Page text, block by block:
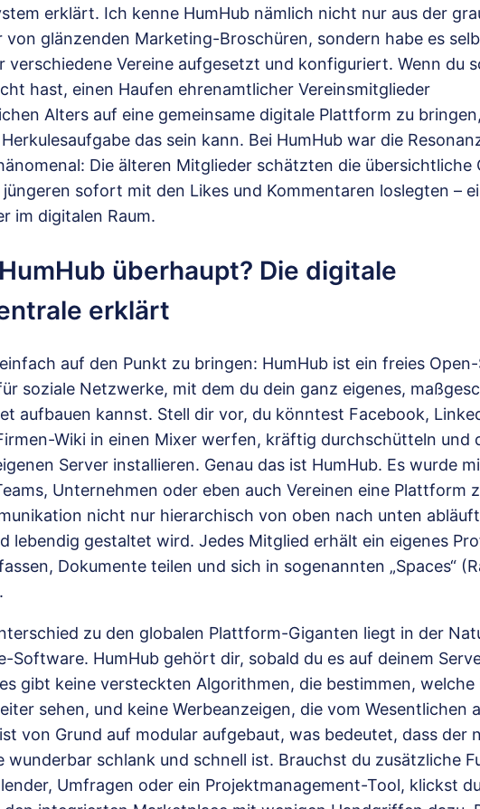
erklärt. Ich kenne HumHub nämlich nicht nur aus der
von glänzenden Marketing-Broschüren, sondern habe es
verschiedene Vereine aufgesetzt und konfiguriert. Wenn du
hast, einen Haufen ehrenamtlicher Vereinsmitglieder
Alters auf eine gemeinsame digitale Plattform zu
das sein kann. Bei HumHub war die
Die älteren Mitglieder schätzten die übersichtliche
sofort mit den Likes und Kommentaren loslegten –
im digitalen Raum.
überhaupt? Die digitale
erklärt
auf den Punkt zu bringen: HumHub ist ein freies
soziale Netzwerke, mit dem du dein ganz eigenes,
aufbauen kannst. Stell dir vor, du könntest Facebook,
Wiki in einen Mixer werfen, kräftig durchschütteln und
Server installieren. Genau das ist HumHub. Es wurde
Unternehmen oder eben auch Vereinen eine Plattform
nicht nur hierarchisch von oben nach unten
lebendig gestaltet wird. Jedes Mitglied erhält ein eigenes
Dokumente teilen und sich in sogenannten „Spaces“
zu den globalen Plattform-Giganten liegt in der
Software. HumHub gehört dir, sobald du es auf deinem
gibt keine versteckten Algorithmen, die bestimmen, welche
sehen, und keine Werbeanzeigen, die vom Wesentlichen
von Grund auf modular aufgebaut, was bedeutet, dass der
wunderbar schlank und schnell ist. Brauchst du zusätzliche
Umfragen oder ein Projektmanagement-Tool, klickst